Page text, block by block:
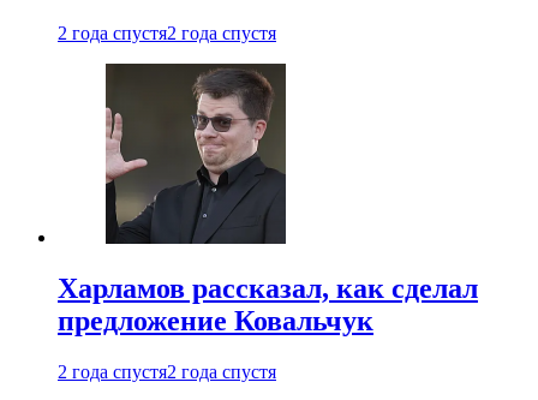
2 года спустя2 года спустя
Харламов рассказал, как сделал
предложение Ковальчук
2 года спустя2 года спустя